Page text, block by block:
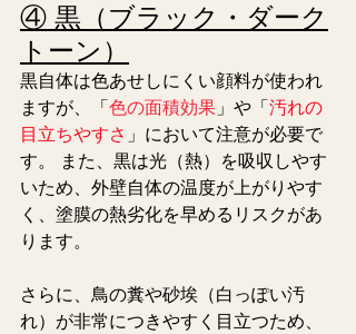
④ 黒（ブラック・ダーク
トーン）
黒自体は色あせしにくい顔料が使われ
ますが、「色の面積効果 」や「汚れの
目立ちやすさ 」において注意が必要で
す。 また、黒は光（熱）を吸収しやす
いため、外壁自体の温度が上がりやす
く、塗膜の熱劣化を早めるリスクがあ
ります。
さらに、鳥の糞や砂埃（白っぽい汚
れ）が非常につきやすく目立つため、